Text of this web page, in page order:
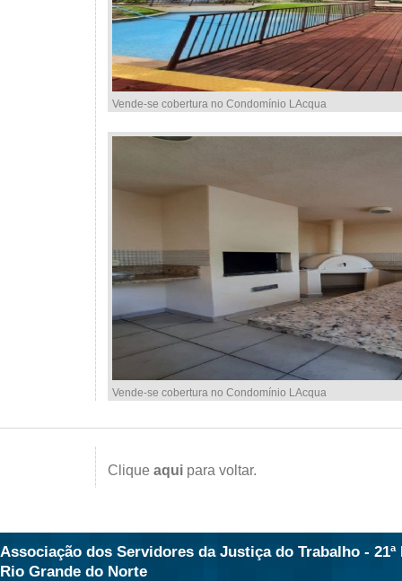
Vende-se cobertura no Condomínio LAcqua
Vende-se cobertura no Condomínio LAcqua
Clique aqui para voltar.
Associação dos Servidores da Justiça do Trabalho - 21ª
Rio Grande do Norte